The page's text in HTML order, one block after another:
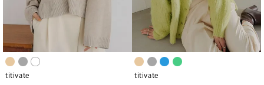
titivate titivate